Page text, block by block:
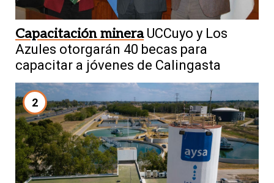
Capacitación minera UCCuyo y Los
Azules otorgarán 40 becas para
capacitar a jóvenes de Calingasta
2